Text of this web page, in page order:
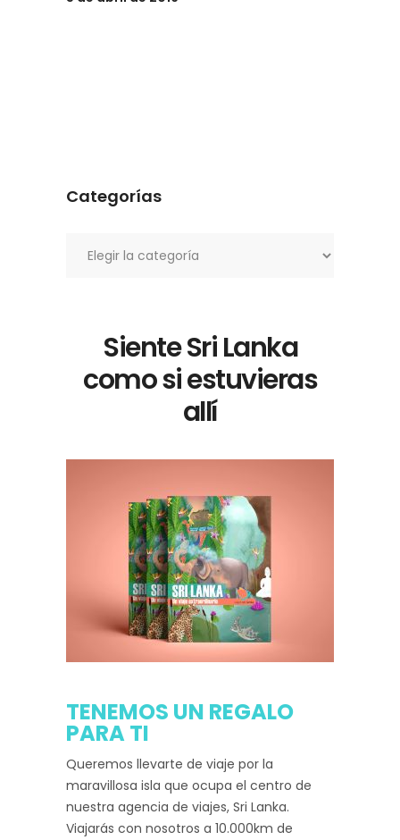
Categorías
Siente Sri Lanka
como si estuvieras
allí
TENEMOS UN REGALO
PARA TI
Queremos llevarte de viaje por la
maravillosa isla que ocupa el centro de
nuestra agencia de viajes, Sri Lanka.
Viajarás con nosotros a 10.000km de